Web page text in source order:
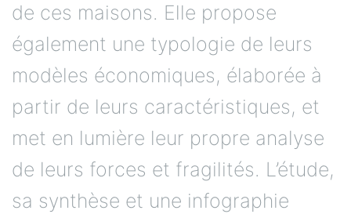
de ces maisons. Elle propose
également une typologie de leurs
modèles économiques, élaborée à
partir de leurs caractéristiques, et
met en lumière leur propre analyse
de leurs forces et fragilités. L’étude,
sa synthèse et une infographie